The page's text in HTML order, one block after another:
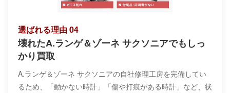
選ばれる理由 04
壊れたA.ランゲ＆ゾーネ サクソニアでもしっ
かり買取
A.ランゲ＆ゾーネ サクソニアの自社修理工房を完備してい
るため、「動かない時計」「傷や打痕がある時計」など、状